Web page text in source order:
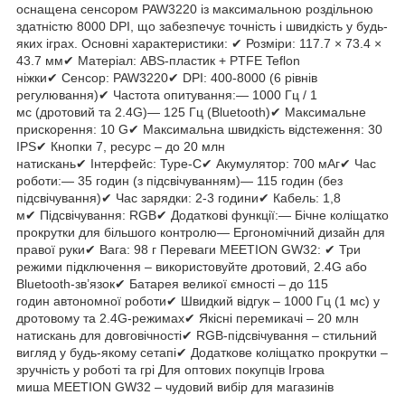
оснащена сенсором PAW3220 із максимальною роздільною
здатністю 8000 DPI, що забезпечує точність і швидкість у будь-
яких іграх. Основні характеристики: ✔ Розміри: 117.7 × 73.4 ×
43.7 мм✔ Матеріал: ABS-пластик + PTFE Teflon
ніжки✔ Сенсор: PAW3220✔ DPI: 400-8000 (6 рівнів
регулювання)✔ Частота опитування:— 1000 Гц / 1
мс (дротовий та 2.4G)— 125 Гц (Bluetooth)✔ Максимальне
прискорення: 10 G✔ Максимальна швидкість відстеження: 30
IPS✔ Кнопки 7, ресурс – до 20 млн
натискань✔ Інтерфейс: Type-C✔ Акумулятор: 700 мАг✔ Час
роботи:— 35 годин (з підсвічуванням)— 115 годин (без
підсвічування)✔ Час зарядки: 2-3 години✔ Кабель: 1,8
м✔ Підсвічування: RGB✔ Додаткові функції:— Бічне коліщатко
прокрутки для більшого контролю— Ергономічний дизайн для
правої руки✔ Вага: 98 г Переваги MEETION GW32: ✔ Три
режими підключення – використовуйте дротовий, 2.4G або
Bluetooth-зв’язок✔ Батарея великої ємності – до 115
годин автономної роботи✔ Швидкий відгук – 1000 Гц (1 мс) у
дротовому та 2.4G-режимах✔ Якісні перемикачі – 20 млн
натискань для довговічності✔ RGB-підсвічування – стильний
вигляд у будь-якому сетапі✔ Додаткове коліщатко прокрутки –
зручність у роботі та грі Для оптових покупців Ігрова
миша MEETION GW32 – чудовий вибір для магазинів